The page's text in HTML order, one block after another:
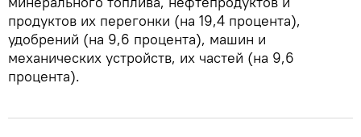
продуктов их перегонки (на 19,4 процента),
удобрений (на 9,6 процента), машин и
механических устройств, их частей (на 9,6
процента).